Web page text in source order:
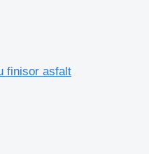
finisor asfalt